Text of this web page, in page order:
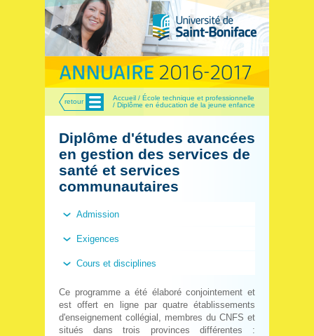
retour Menu
Accueil / École technique et professionnelle
/ Diplôme en éducation de la jeune enfance
Diplôme d'études avancées
en gestion des services de
santé et services
communautaires
Admission
Exigences
Cours et disciplines
Ce programme a été élaboré conjointement et
est offert en ligne par quatre établissements
d'enseignement collégial, membres du CNFS et
situés dans trois provinces différentes :